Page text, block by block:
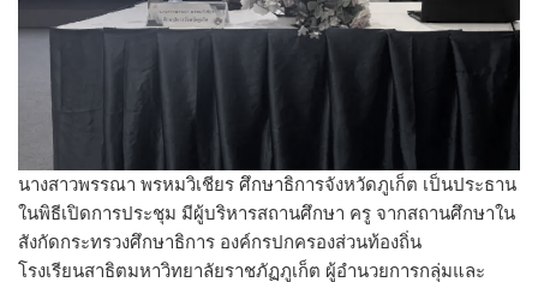
นางสาวพรรณา พรหมวิเชียร ศึกษาธิการจังหวัดภูเก็ต เป็นประธาน
ในพิธีเปิดการประชุม มีผู้บริหารสถานศึกษา ครู จากสถานศึกษาใน
สังกัดกระทรวงศึกษาธิการ องค์กรปกครองส่วนท้องถิ่น
โรงเรียนสาธิตมหาวิทยาลัยราชภัฏภูเก็ต ผู้อำนวยการกลุ่มและ